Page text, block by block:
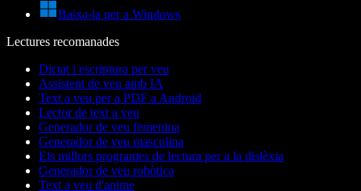
Baixa-la per a Windows
Lectures recomanades
Dictat i escriptura per veu
Assistent de veu amb IA
Text a veu per a PDF a Android
Lector de text a veu
Generador de veu femenina
Generador de veu masculina
Els millors programes de lectura per a la dislèxia
Generador de veu robòtica
Text a veu d'anime